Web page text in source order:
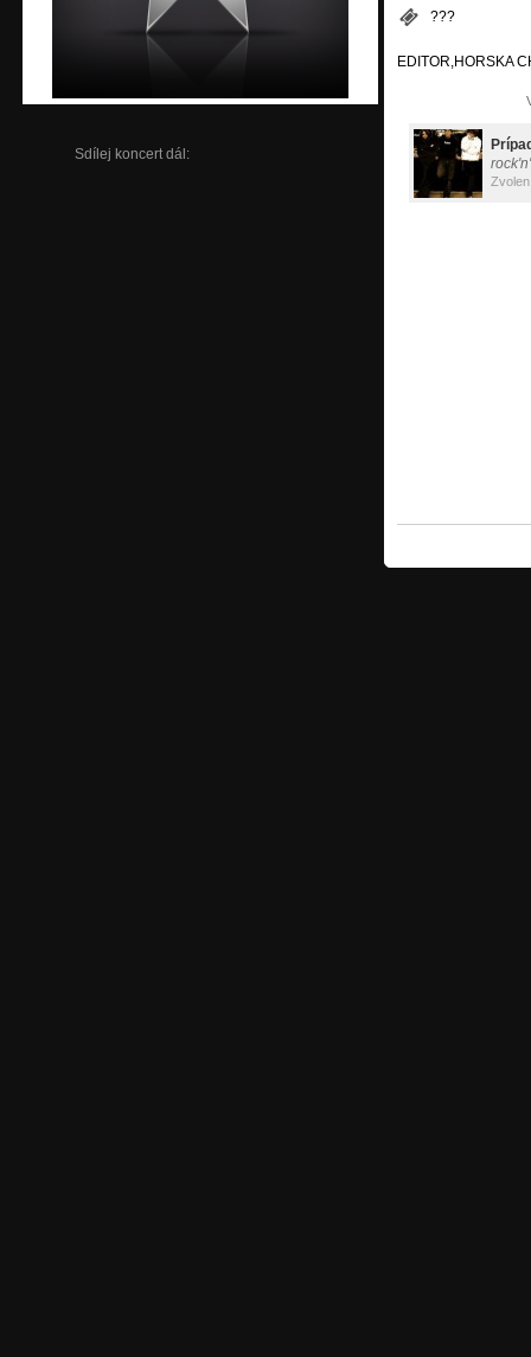
Sdílej koncert dál:
???
EDITOR,HORSKA
Zvolen